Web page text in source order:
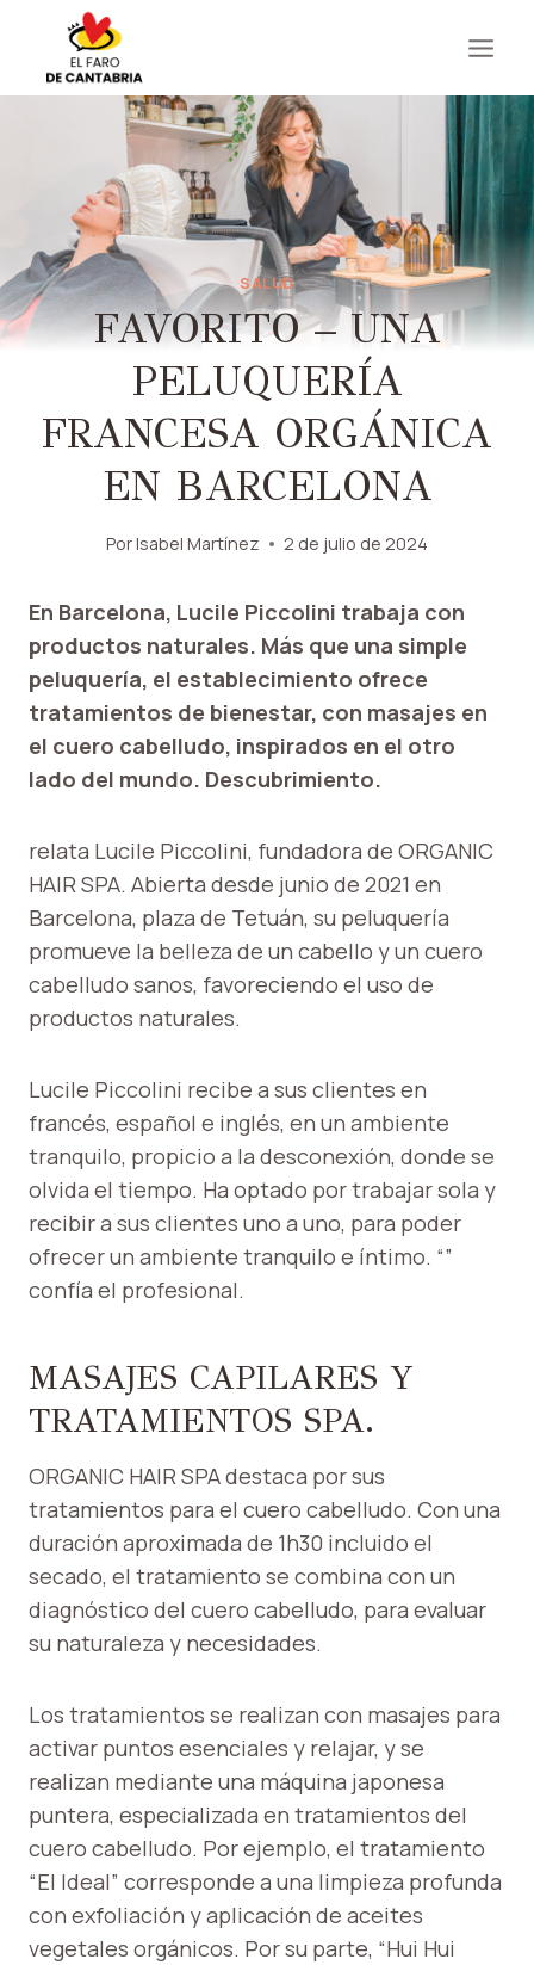
contenido
SALUD
FAVORITO – UNA
PELUQUERÍA
FRANCESA ORGÁNICA
EN BARCELONA
PorIsabel Martínez 2 de julio de 2024
En Barcelona, ​​Lucile Piccolini trabaja con
productos naturales. Más que una simple
peluquería, el establecimiento ofrece
tratamientos de bienestar, con masajes en
el cuero cabelludo, inspirados en el otro
lado del mundo. Descubrimiento.
relata Lucile Piccolini, fundadora de ORGANIC
HAIR SPA. Abierta desde junio de 2021 en
Barcelona, ​​plaza de Tetuán, su peluquería
promueve la belleza de un cabello y un cuero
cabelludo sanos, favoreciendo el uso de
productos naturales.
Lucile Piccolini recibe a sus clientes en
francés, español e inglés, en un ambiente
tranquilo, propicio a la desconexión, donde se
olvida el tiempo. Ha optado por trabajar sola y
recibir a sus clientes uno a uno, para poder
ofrecer un ambiente tranquilo e íntimo. “”
confía el profesional.
MASAJES CAPILARES Y
TRATAMIENTOS SPA.
ORGANIC HAIR SPA destaca por sus
tratamientos para el cuero cabelludo. Con una
duración aproximada de 1h30 incluido el
secado, el tratamiento se combina con un
diagnóstico del cuero cabelludo, para evaluar
su naturaleza y necesidades.
Los tratamientos se realizan con masajes para
activar puntos esenciales y relajar, y se
realizan mediante una máquina japonesa
puntera, especializada en tratamientos del
cuero cabelludo. Por ejemplo, el tratamiento
“El Ideal” corresponde a una limpieza profunda
con exfoliación y aplicación de aceites
vegetales orgánicos. Por su parte, “Hui Hui